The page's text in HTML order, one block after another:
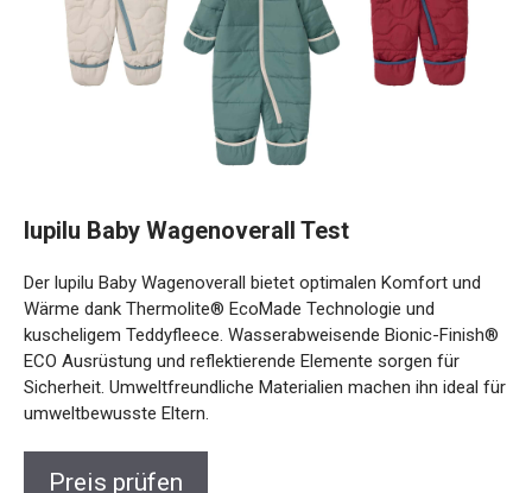
lupilu Baby Wagenoverall Test
Der lupilu Baby Wagenoverall bietet optimalen Komfort und
Wärme dank Thermolite® EcoMade Technologie und
kuscheligem Teddyfleece. Wasserabweisende Bionic-Finish®
ECO Ausrüstung und reflektierende Elemente sorgen für
Sicherheit. Umweltfreundliche Materialien machen ihn ideal für
umweltbewusste Eltern.
Preis prüfen